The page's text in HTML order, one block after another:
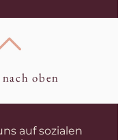
oben
auf sozialen